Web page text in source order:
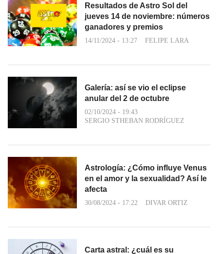
Resultados de Astro Sol del
jueves 14 de noviembre: números
ganadores y premios
14/11/2024 - 13:27 FELIPE LARA
Galería: así se vio el eclipse
anular del 2 de octubre
02/10/2024 - 19:43
SERGIO STHEBAN RODRÍGUEZ
Astrología: ¿Cómo influye Venus
en el amor y la sexualidad? Así le
afecta
30/08/2024 - 17:22 DIVAR ORTIZ
Carta astral: ¿cuál es su